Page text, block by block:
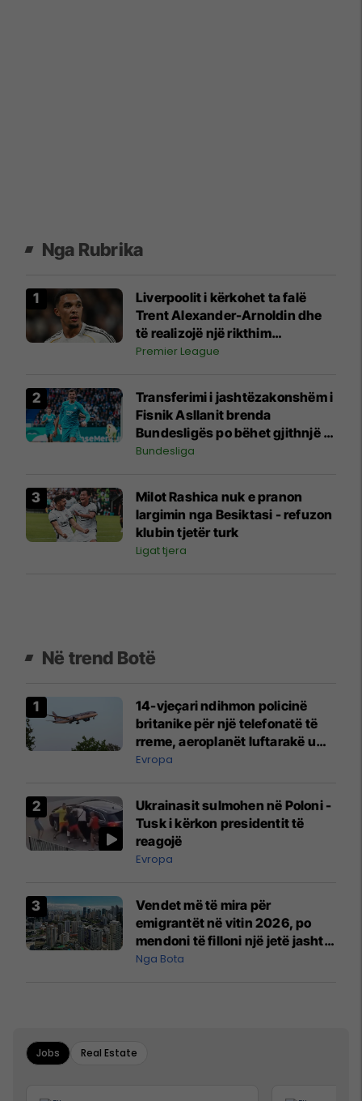
Nga Rubrika
Liverpoolit i kërkohet ta falë
Trent Alexander-Arnoldin dhe
të realizojë një rikthim
sensacional në "Anfield"
Premier League
Transferimi i jashtëzakonshëm i
Fisnik Asllanit brenda
Bundesligës po bëhet gjithnjë e
më konkret - detajet e fundit
Bundesliga
Milot Rashica nuk e pranon
largimin nga Besiktasi - refuzon
klubin tjetër turk
Ligat tjera
Në trend Botë
14-vjeçari ndihmon policinë
britanike për një telefonatë të
rreme, aeroplanët luftarakë u
ngritën në ajër për të
Mançesterit
Evropa
Ukrainasit sulmohen në Poloni -
Tusk i kërkon presidentit të
reagojë
Evropa
Vendet më të mira për
emigrantët në vitin 2026, po
mendoni të filloni një jetë jashtë
vendit?
Nga Bota
Jobs Real Estate